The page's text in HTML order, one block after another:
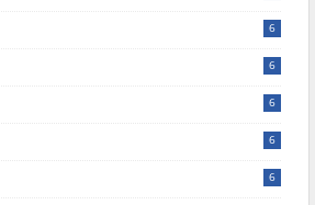
6
6
6
6
6